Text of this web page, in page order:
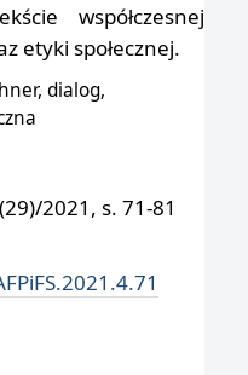
współczesnej
etyki społecznej.
dialog,
2021, s. 71-81